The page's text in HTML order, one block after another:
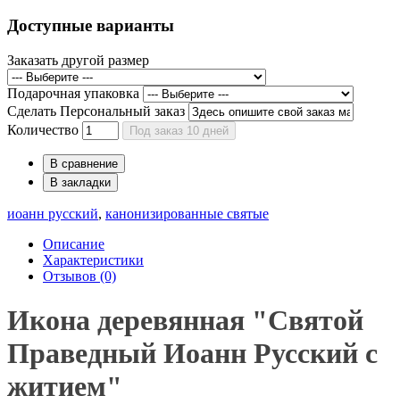
Доступные варианты
Заказать другой размер
Подарочная упаковка
Сделать Персональный заказ
Количество
Под заказ 10 дней
В сравнение
В закладки
иоанн русский, канонизированные святые
Описание
Характеристики
Отзывов (0)
Икона деревянная "Святой
Праведный Иоанн Русский с
житием"